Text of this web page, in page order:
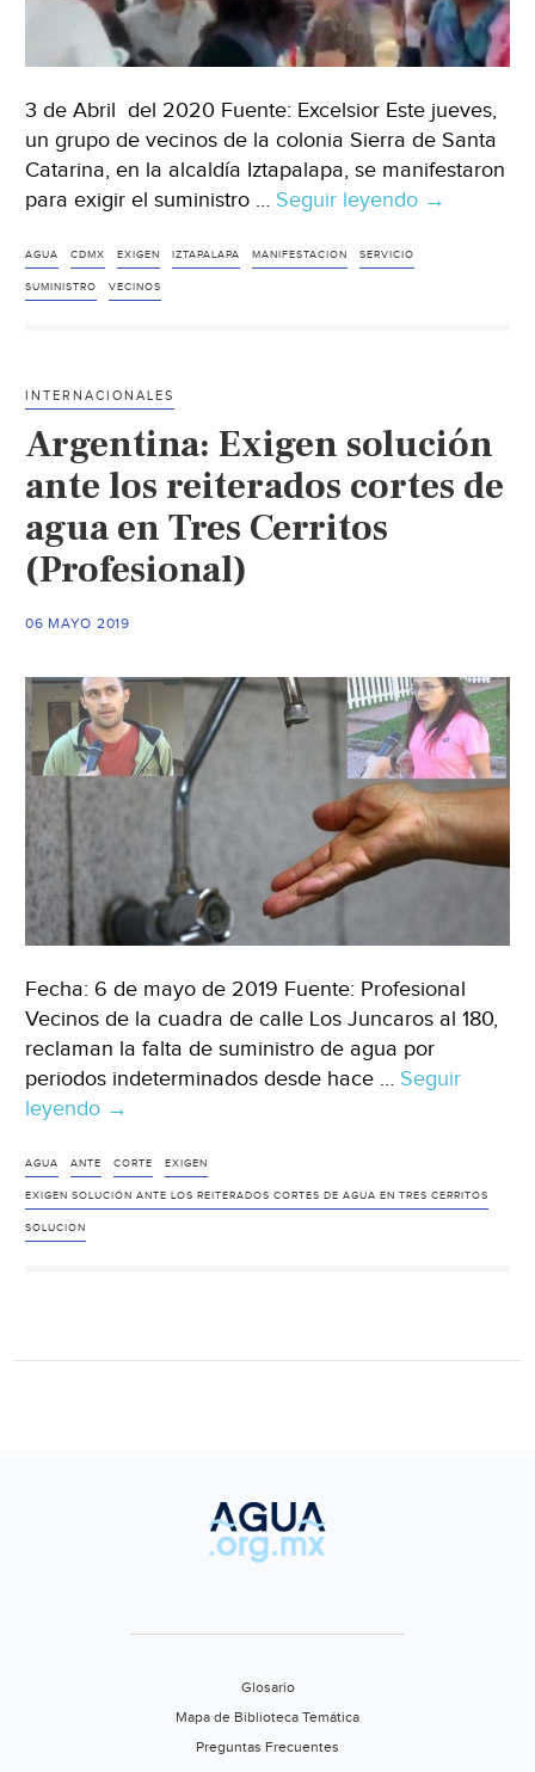
3 de Abril del 2020 Fuente: Excelsior Este jueves,
un grupo de vecinos de la colonia Sierra de Santa
Catarina, en la alcaldía Iztapalapa, se manifestaron
para exigir el suministro … Seguir leyendo CDMX:
(Excelsior)
→
AGUA CDMX EXIGEN IZTAPALAPA MANIFESTACION SERVICIO
SUMINISTRO VECINOS
INTERNACIONALES
Argentina: Exigen solución
ante los reiterados cortes de
agua en Tres Cerritos
(Profesional)
06 MAYO 2019
Fecha: 6 de mayo de 2019 Fuente: Profesional
Vecinos de la cuadra de calle Los Juncaros al 180,
reclaman la falta de suministro de agua por
periodos indeterminados desde hace … Seguir
leyendo Argentina:
solución
ante
→
AGUA ANTE CORTE EXIGEN
EXIGEN SOLUCIÓN ANTE LOS REITERADOS CORTES DE AGUA EN TRES CERRITOS
SOLUCION
Glosario
Mapa de Biblioteca Temática
Preguntas Frecuentes